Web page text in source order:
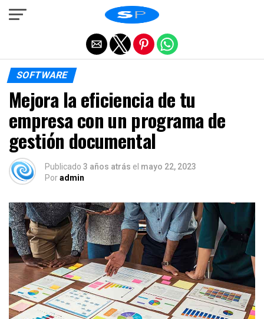
SOFTWARE
Mejora la eficiencia de tu
empresa con un programa de
gestión documental
Publicado 3 años atrás el mayo 22, 2023
Poradmin
Salir de la versión móvil